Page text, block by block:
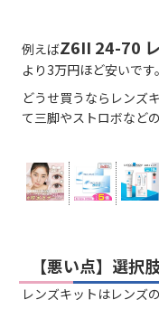
例えばZ6II 24-70
より3万円ほど安いです。
どうせ買うならレンズ
て三脚やストロボなど
【悪い点】選択
レンズキットはレンズの